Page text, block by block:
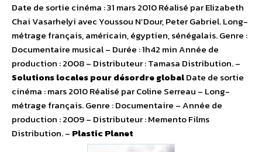
Date de sortie cinéma : 31 mars 2010 Réalisé par Elizabeth
Chai Vasarhelyi avec Youssou N’Dour, Peter Gabriel. Long-
métrage français, américain, égyptien, sénégalais. Genre :
Documentaire musical – Durée : 1h42 min Année de
production : 2008 – Distributeur : Tamasa Distribution. –
Solutions locales pour désordre globalDate de sortie
cinéma : mars 2010 Réalisé par Coline Serreau – Long-
métrage français. Genre : Documentaire – Année de
production : 2009 – Distributeur : Memento Films
Distribution. – Plastic Planet